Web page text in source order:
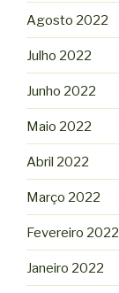
Agosto 2022
Julho 2022
Junho 2022
Maio 2022
Abril 2022
Março 2022
Fevereiro 2022
Janeiro 2022